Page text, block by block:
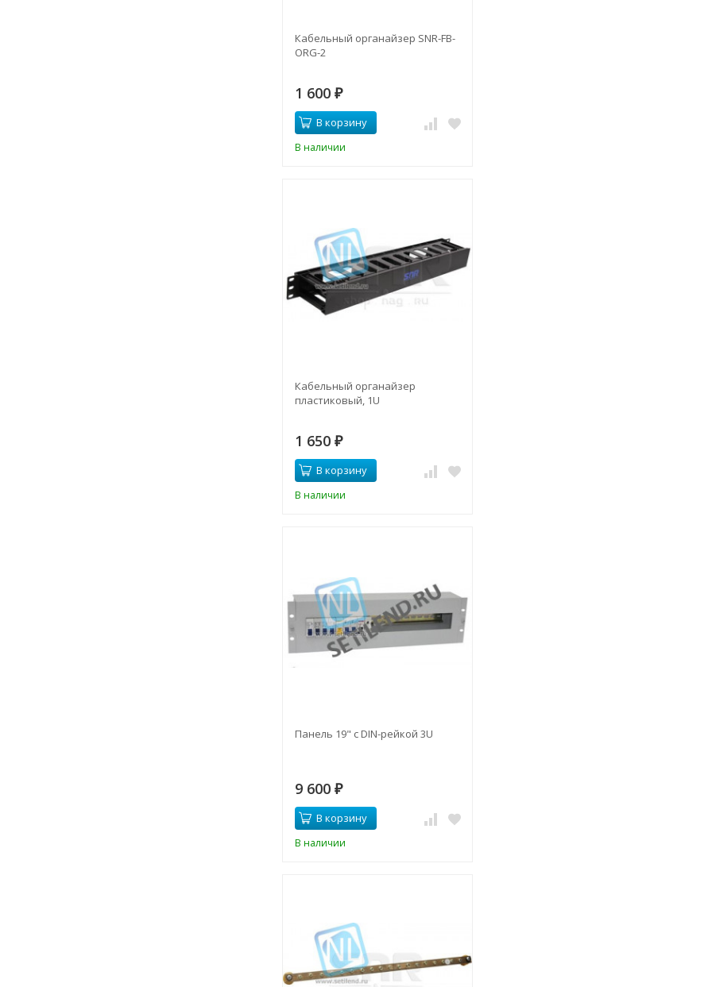
Кабельный органайзер SNR-FB-
ORG-2
1 600 ₽
В корзину
В наличии
Кабельный органайзер
пластиковый, 1U
1 650 ₽
В корзину
В наличии
Панель 19" с DIN-рейкой 3U
9 600 ₽
В корзину
В наличии